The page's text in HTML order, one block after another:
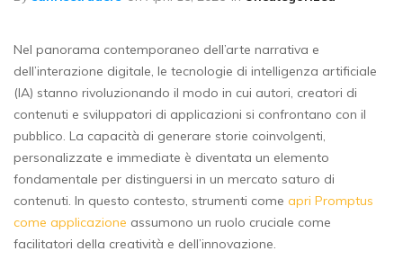
Nel panorama contemporaneo dell’arte narrativa e
dell’interazione digitale, le tecnologie di intelligenza artificiale
(IA) stanno rivoluzionando il modo in cui autori, creatori di
contenuti e sviluppatori di applicazioni si confrontano con il
pubblico. La capacità di generare storie coinvolgenti,
personalizzate e immediate è diventata un elemento
fondamentale per distinguersi in un mercato saturo di
contenuti. In questo contesto, strumenti come apri Promptus
come applicazione assumono un ruolo cruciale come
facilitatori della creatività e dell’innovazione.